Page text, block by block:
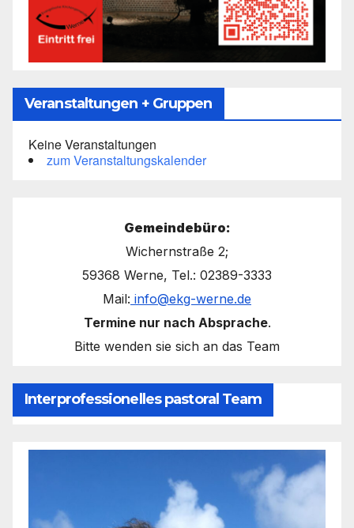
Veranstaltungen + Gruppen
Keine Veranstaltungen
zum Veranstaltungskalender
Gemeindebüro:
Wichernstraße 2;
59368 Werne, Tel.: 02389-3333
Mail: info@ekg-werne.de
Termine nur nach Absprache.
Bitte wenden sie sich an das Team
Interprofessionelles pastoral Team